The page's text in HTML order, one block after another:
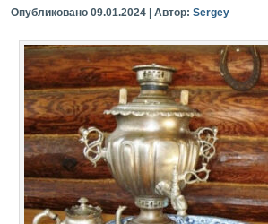
Опубликовано 09.01.2024 Автор: Sergey